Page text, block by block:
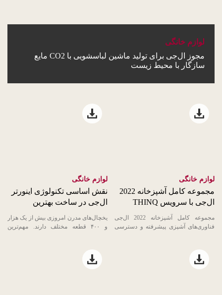
لوازم خانگی
مجوز ال‌جی برای تولید ماشین لباسشویی با CO2 مایع
سازگار با محیط زیست
لوازم خانگی
مجموعه کامل آشپزخانه 2022
ال‌جی با سرویس THINQ
RECIPE برای تجربه پخت بهتر
مجموعه کامل آشپزخانه 2022 ال‌جی
فناوری‌های آشپزی پیشرفته و دسترسی
Open file download list
لوازم خانگی
نقش اساسی تکنولوژی اینورتر
ال‌جی در ساخت بهترین
لوازم‌خانگی جهان
یخچال‌های مدرن امروزی بیش از یک هزار
و ۴۰۰ قطعه مختلف دارند. مهم‌ترین
Open file download list
Open file download list
Open file download list